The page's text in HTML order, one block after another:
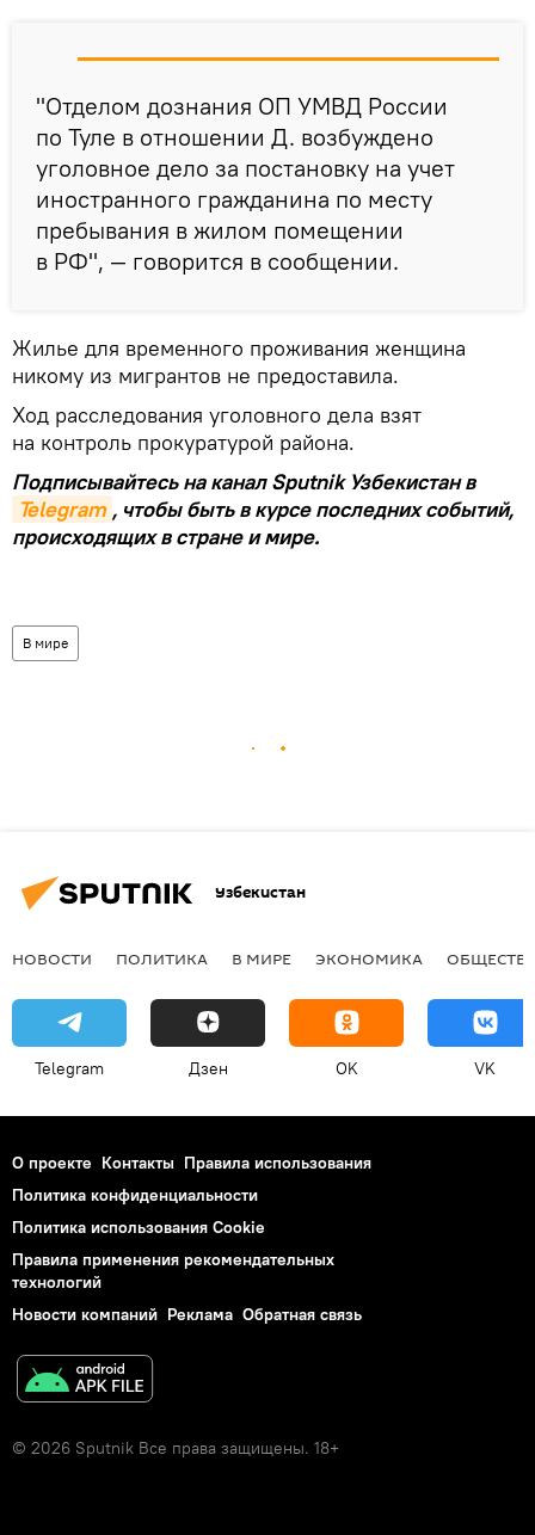
"Отделом дознания ОП УМВД России
по Туле в отношении Д. возбуждено
уголовное дело за постановку на учет
иностранного гражданина по месту
пребывания в жилом помещении
в РФ", — говорится в сообщении.
Жилье для временного проживания женщина
никому из мигрантов не предоставила.
Ход расследования уголовного дела взят
на контроль прокуратурой района.
Подписывайтесь на канал Sputnik Узбекистан в
Telegram , чтобы быть в курсе последних событий,
происходящих в стране и мире.
В мире
Узбекистан
НОВОСТИ ПОЛИТИКА В МИРЕ ЭКОНОМИКА
Telegram Дзен OK VK
О проекте Контакты Правила использования
Политика конфиденциальности
Политика использования Cookie
Правила применения рекомендательных
технологий
Новости компаний Реклама Обратная связь
© 2026 Sputnik Все права защищены. 18+